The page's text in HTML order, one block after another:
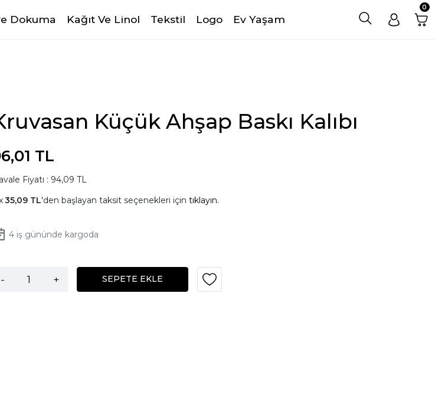
Dokuma Kağıt Ve Linol Tekstil Logo Ev Yaşam
0
Küçük Ahşap Baskı Kalıbı
TL
Fiyatı : 94,09 TL
35,09 TL'den başlayan taksit seçenekleri için tıklayın.
4 iş gününde kargoda
- + SEPETE EKLE